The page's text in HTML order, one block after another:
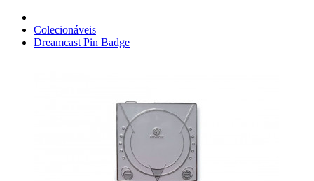
Colecionáveis
Dreamcast Pin Badge